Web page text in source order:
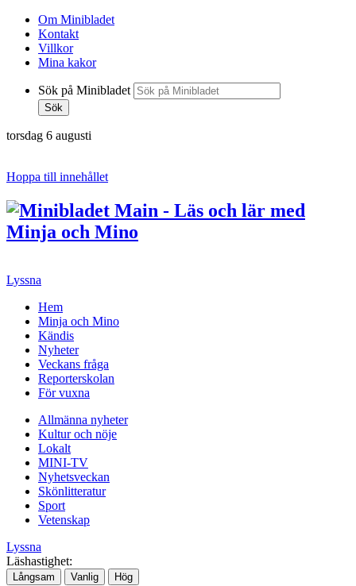
Om Minibladet
Kontakt
Villkor
Mina kakor
Sök på Minibladet
Sök
torsdag 6 augusti
Hoppa till innehållet
Lyssna
Hem
Minja och Mino
Kändis
Nyheter
Veckans fråga
Reporterskolan
För vuxna
Allmänna nyheter
Kultur och nöje
Lokalt
MINI-TV
Nyhetsveckan
Skönlitteratur
Sport
Vetenskap
Lyssna
Läshastighet:
Långsam Vanlig Hög